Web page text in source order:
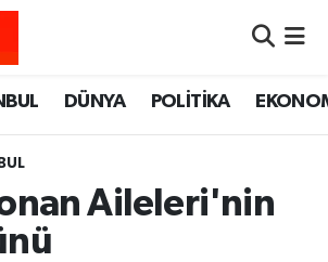
DÜNYA POLİTİKA
Aileleri'nin